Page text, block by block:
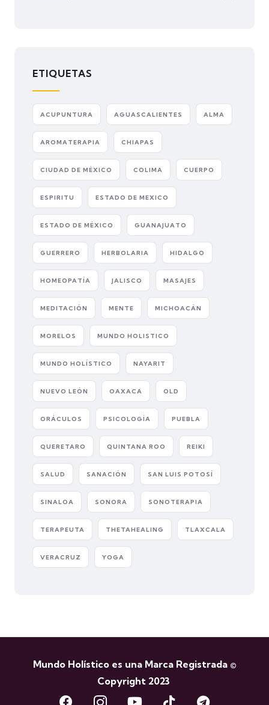
ETIQUETAS
ACUPUNTURA AGUASCALIENTES ALMA
AROMATERAPIA CHIAPAS
CIUDAD DE MÉXICO COLIMA CUERPO
ESPIRITU ESTADO DE MEXICO
ESTADO DE MÉXICO GUANAJUATO
GUERRERO HERBOLARIA HIDALGO
HOMEOPATÍA JALISCO MASAJES
MEDITACIÓN MENTE MICHOACÁN
MORELOS MUNDO HOLISTICO
MUNDO HOLÍSTICO NAYARIT
NUEVO LEÓN OAXACA OLD
ORÁCULOS PSICOLOGÍA PUEBLA
QUERETARO QUINTANA ROO REIKI
SALUD SANACIÓN SAN LUIS POTOSÍ
SINALOA SONORA SONOTERAPIA
TERAPEUTA THETAHEALING TLAXCALA
VERACRUZ YOGA
Mundo Holístico es una Marca Registrada ©
Copyright 2023